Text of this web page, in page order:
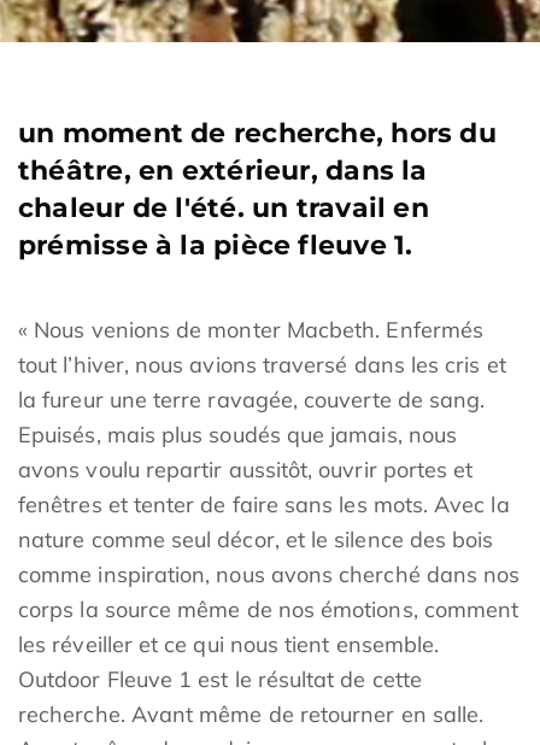
un moment de recherche, hors du
théâtre, en extérieur, dans la
chaleur de l'été. un travail en
prémisse à la pièce fleuve 1.
« Nous venions de monter Macbeth. Enfermés
tout l’hiver, nous avions traversé dans les cris et
la fureur une terre ravagée, couverte de sang.
Epuisés, mais plus soudés que jamais, nous
avons voulu repartir aussitôt, ouvrir portes et
fenêtres et tenter de faire sans les mots. Avec la
nature comme seul décor, et le silence des bois
comme inspiration, nous avons cherché dans nos
corps la source même de nos émotions, comment
les réveiller et ce qui nous tient ensemble.
Outdoor Fleuve 1 est le résultat de cette
recherche. Avant même de retourner en salle.